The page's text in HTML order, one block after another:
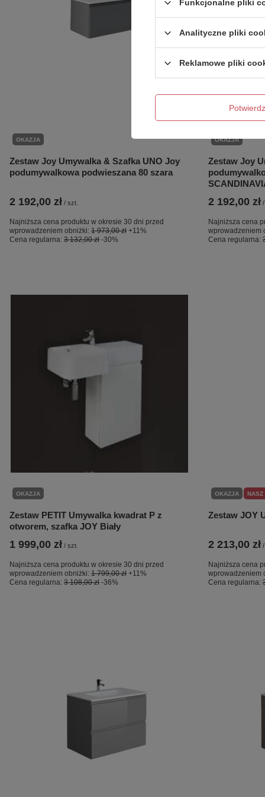
OKAZJA
Zestaw Joy Umywalka & Szafka UNO Joy
podumywalkowa podwieszana 80 szara
2 192,00 zł / szt.
Najniższa cena produktu w okresie 30 dni przed
wprowadzeniem obniżki: 1 973,00 zł +11%
Cena regularna: 3 132,00 zł -30%
OKAZJA
Zestaw Joy
2 192,00 zł /
Najniższa cena
wprowadzeniem
Cena regularna:
OKAZJA
Zestaw PETIT Umywalka kwadrat P z
otworem, szafka JOY Biały
1 999,00 zł / szt.
Najniższa cena produktu w okresie 30 dni przed
wprowadzeniem obniżki: 1 799,00 zł +11%
Cena regularna: 3 108,00 zł -36%
OKAZJA NASZ
Zestaw JOY
2 213,00 zł /
Najniższa cena
wprowadzeniem
Cena regularna:
Funkcjonalne pliki
Analityczne pliki
Reklamowe pliki